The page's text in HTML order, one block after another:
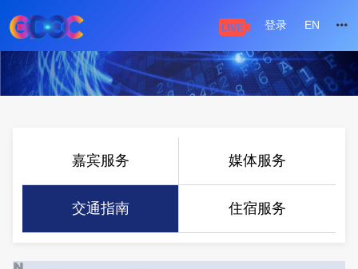
登录 EN
嘉宾服务 媒体服务
交通指南 住宿服务